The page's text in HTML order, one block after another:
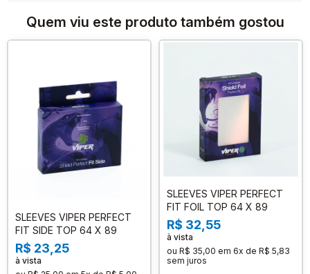
Quem viu este produto também gostou
SLEEVES VIPER PERFECT
FIT SIDE TOP 64 X 89
R$ 23,25
à vista
SLEEVES VIPER PERFECT
FIT FOIL TOP 64 X 89
R$ 32,55
à vista
ou R$ 35,00 em 6x de R$ 5,83
sem juros